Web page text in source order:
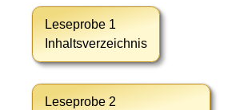
Leseprobe 1
Inhaltsverzeichnis
Leseprobe 2